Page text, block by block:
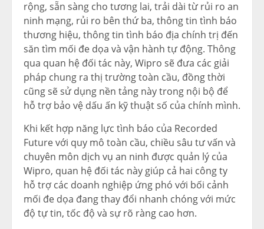
rộng, sẵn sàng cho tương lai, trải dài từ rủi ro an
ninh mạng, rủi ro bên thứ ba, thông tin tình báo
thương hiệu, thông tin tình báo địa chính trị đến
săn tìm mối đe dọa và vận hành tự động. Thông
qua quan hệ đối tác này, Wipro sẽ đưa các giải
pháp chung ra thị trường toàn cầu, đồng thời
cũng sẽ sử dụng nền tảng này trong nội bộ để
hỗ trợ bảo vệ dấu ấn kỹ thuật số của chính mình.
Khi kết hợp năng lực tình báo của Recorded
Future với quy mô toàn cầu, chiều sâu tư vấn và
chuyên môn dịch vụ an ninh được quản lý của
Wipro, quan hệ đối tác này giúp cả hai công ty
hỗ trợ các doanh nghiệp ứng phó với bối cảnh
mối đe dọa đang thay đổi nhanh chóng với mức
độ tự tin, tốc độ và sự rõ ràng cao hơn.